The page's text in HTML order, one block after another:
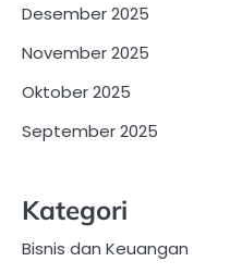
Desember 2025
November 2025
Oktober 2025
September 2025
Kategori
Bisnis dan Keuangan